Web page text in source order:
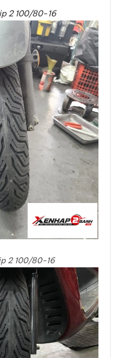
2 100/80-16
2 100/80-16